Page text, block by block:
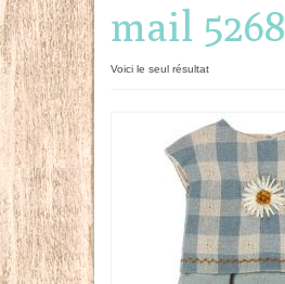
mail 5268
Voici le seul résultat